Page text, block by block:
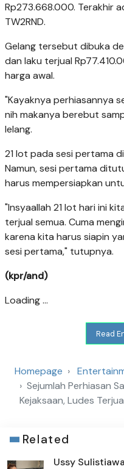
Rp273.668.000. Terakhir
TW2RND.
Gelang tersebut dibuka
dan laku terjual
harga awal.
"Kayaknya perhiasannya
nih makanya berebut
lelang.
21 lot pada sesi pertama
Namun, sesi pertama
harus mempersiapkan
"Insyaallah 21 lot hari ini
terjual semua. Cuma
karena kita harus siapin
sesi pertama," tutupnya.
(kpr/and)
Loading ...
Read
Homepage
Sejumlah Perhiasan
Kejaksaan, Ludes
Related
Ussy